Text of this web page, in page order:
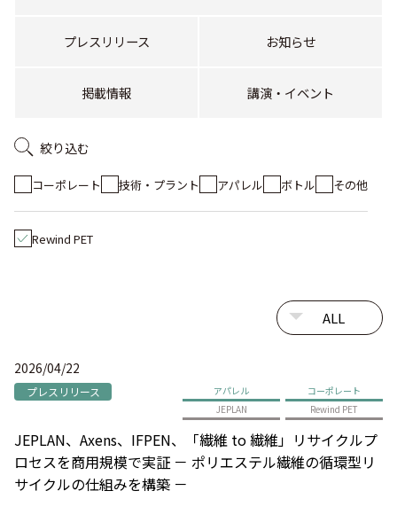
プレスリリース お知らせ
掲載情報 講演・イベント
絞り込む
コーポレート 技術・プラント アパレル ボトル その他
Rewind PET
2026/04/22
プレスリリース アパレル
コーポレート
JEPLAN
Rewind PET
JEPLAN、Axens、IFPEN、「繊維 to 繊維」リサイクルプ
ロセスを商用規模で実証 － ポリエステル繊維の循環型リ
サイクルの仕組みを構築 －